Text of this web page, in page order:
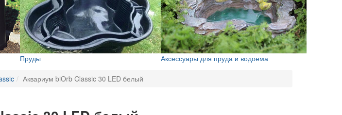
Пруды
Аксессуары для пруда и водоема
Аквариум biOrb Classic 30 LED белый